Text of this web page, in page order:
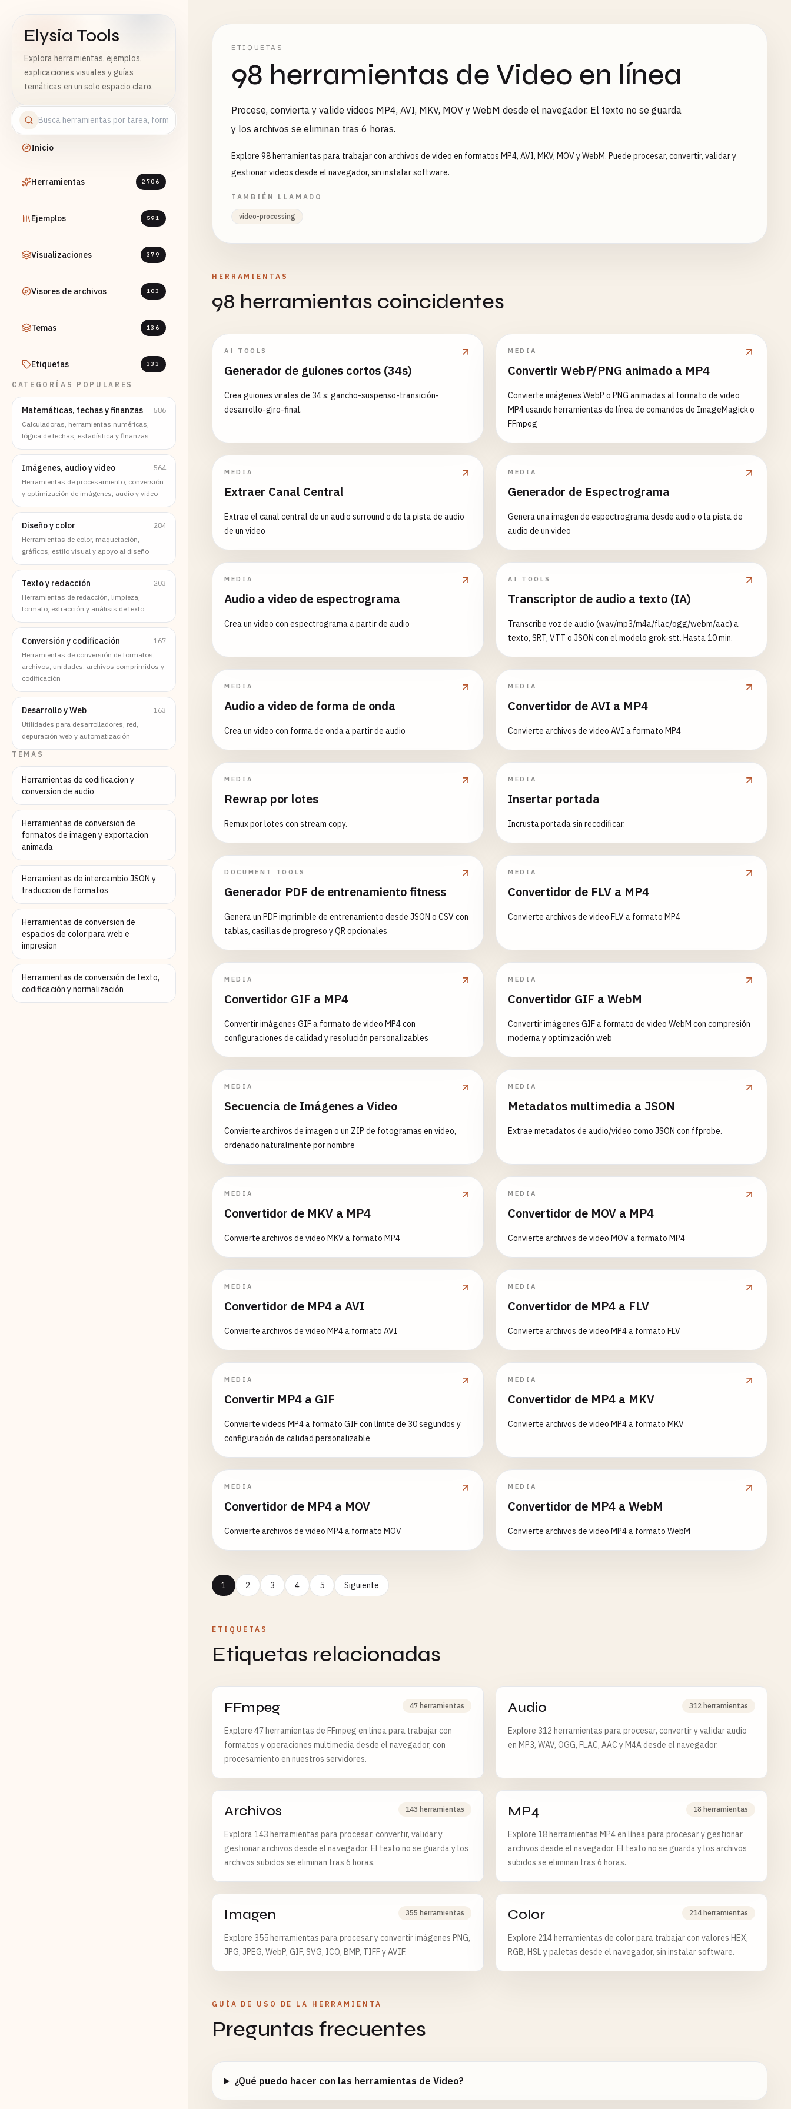
Elysia Tools
Explora herramientas, ejemplos,
explicaciones visuales y guías
temáticas en un solo espacio claro.
Inicio
Herramientas 2706
Ejemplos 591
Visualizaciones 379
Visores de archivos 103
Temas 136
Etiquetas 333
CATEGORÍAS POPULARES
Matemáticas, fechas y finanzas
586
Calculadoras, herramientas numéricas,
lógica de fechas, estadística y finanzas
Imágenes, audio y video
564
Herramientas de procesamiento, conversión
y optimización de imágenes, audio y video
Diseño y color
284
Herramientas de color, maquetación,
gráficos, estilo visual y apoyo al diseño
Texto y redacción
203
Herramientas de redacción, limpieza,
formato, extracción y análisis de texto
Conversión y codificación
167
Herramientas de conversión de formatos,
archivos, unidades, archivos comprimidos y
codificación
Desarrollo y Web
163
Utilidades para desarrolladores, red,
depuración web y automatización
TEMAS
Herramientas de codificacion y
conversion de audio
Herramientas de conversion de
formatos de imagen y exportacion
animada
Herramientas de intercambio JSON y
traduccion de formatos
Herramientas de conversion de
espacios de color para web e
impresion
Herramientas de conversión de texto,
codificación y normalización
ETIQUETAS
98 herramientas de Video en línea
Procese, convierta y valide videos MP4, AVI, MKV, MOV y WebM desde el navegador. El texto no se guarda
y los archivos se eliminan tras 6 horas.
Explore 98 herramientas para trabajar con archivos de video en formatos MP4, AVI, MKV, MOV y WebM. Puede procesar, convertir, validar y
gestionar videos desde el navegador, sin instalar software.
TAMBIÉN LLAMADO
video-processing
HERRAMIENTAS
98 herramientas coincidentes
AI TOOLS
Generador de guiones cortos (34s)
Crea guiones virales de 34 s: gancho-suspenso-transición-
desarrollo-giro-final.
MEDIA
Convertir WebP/PNG animado a MP4
Convierte imágenes WebP o PNG animadas al formato de video
MP4 usando herramientas de línea de comandos de ImageMagick o
FFmpeg
MEDIA
Extraer Canal Central
Extrae el canal central de un audio surround o de la pista de audio
de un video
MEDIA
Generador de Espectrograma
Genera una imagen de espectrograma desde audio o la pista de
audio de un video
MEDIA
Audio a video de espectrograma
Crea un video con espectrograma a partir de audio
AI TOOLS
Transcriptor de audio a texto (IA)
Transcribe voz de audio (wav/mp3/m4a/flac/ogg/webm/aac) a
texto, SRT, VTT o JSON con el modelo grok-stt. Hasta 10 min.
MEDIA
Audio a video de forma de onda
Crea un video con forma de onda a partir de audio
MEDIA
Convertidor de AVI a MP4
Convierte archivos de video AVI a formato MP4
MEDIA
Rewrap por lotes
Remux por lotes con stream copy.
MEDIA
Insertar portada
Incrusta portada sin recodificar.
DOCUMENT TOOLS
Generador PDF de entrenamiento fitness
Genera un PDF imprimible de entrenamiento desde JSON o CSV con
tablas, casillas de progreso y QR opcionales
MEDIA
Convertidor de FLV a MP4
Convierte archivos de video FLV a formato MP4
MEDIA
Convertidor GIF a MP4
Convertir imágenes GIF a formato de video MP4 con
configuraciones de calidad y resolución personalizables
MEDIA
Convertidor GIF a WebM
Convertir imágenes GIF a formato de video WebM con compresión
moderna y optimización web
MEDIA
Secuencia de Imágenes a Video
Convierte archivos de imagen o un ZIP de fotogramas en video,
ordenado naturalmente por nombre
MEDIA
Metadatos multimedia a JSON
Extrae metadatos de audio/video como JSON con ffprobe.
MEDIA
Convertidor de MKV a MP4
Convierte archivos de video MKV a formato MP4
MEDIA
Convertidor de MOV a MP4
Convierte archivos de video MOV a formato MP4
MEDIA
Convertidor de MP4 a AVI
Convierte archivos de video MP4 a formato AVI
MEDIA
Convertidor de MP4 a FLV
Convierte archivos de video MP4 a formato FLV
MEDIA
Convertir MP4 a GIF
Convierte videos MP4 a formato GIF con límite de 30 segundos y
configuración de calidad personalizable
MEDIA
Convertidor de MP4 a MKV
Convierte archivos de video MP4 a formato MKV
MEDIA
Convertidor de MP4 a MOV
Convierte archivos de video MP4 a formato MOV
MEDIA
Convertidor de MP4 a WebM
Convierte archivos de video MP4 a formato WebM
1 2 3 4 5 Siguiente
ETIQUETAS
Etiquetas relacionadas
FFmpeg 47 herramientas
Explore 47 herramientas de FFmpeg en línea para trabajar con
formatos y operaciones multimedia desde el navegador, con
procesamiento en nuestros servidores.
Audio 312 herramientas
Explore 312 herramientas para procesar, convertir y validar audio
en MP3, WAV, OGG, FLAC, AAC y M4A desde el navegador.
Archivos 143 herramientas
Explora 143 herramientas para procesar, convertir, validar y
gestionar archivos desde el navegador. El texto no se guarda y los
archivos subidos se eliminan tras 6 horas.
MP4 18 herramientas
Explore 18 herramientas MP4 en línea para procesar y gestionar
archivos desde el navegador. El texto no se guarda y los archivos
subidos se eliminan tras 6 horas.
Imagen 355 herramientas
Explore 355 herramientas para procesar y convertir imágenes PNG,
JPG, JPEG, WebP, GIF, SVG, ICO, BMP, TIFF y AVIF.
Color 214 herramientas
Explore 214 herramientas de color para trabajar con valores HEX,
RGB, HSL y paletas desde el navegador, sin instalar software.
GUÍA DE USO DE LA HERRAMIENTA
Preguntas frecuentes
¿Qué puedo hacer con las herramientas de Video?